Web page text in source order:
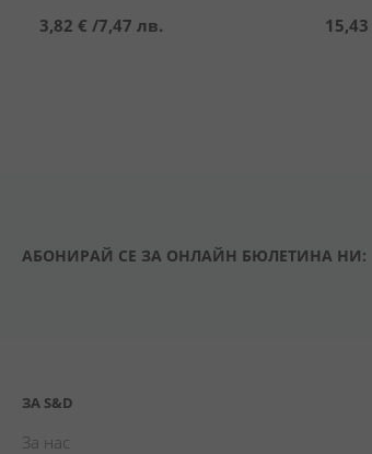
3,82 € /7,47 лв. 15,43
АБОНИРАЙ СЕ ЗА ОНЛАЙН БЮЛЕТИНА НИ:
ЗА S&D
За нас